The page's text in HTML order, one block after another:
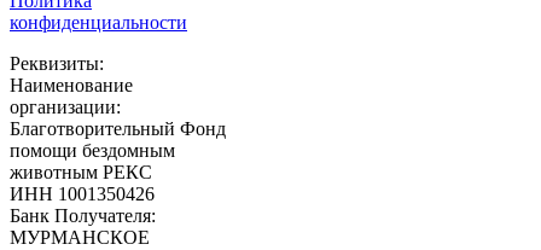
конфиденциальности
Реквизиты:
Наименование
организации:
Благотворительный Фонд
помощи бездомным
животным РЕКС
ИНН 1001350426
Банк Получателя:
МУРМАНСКОЕ